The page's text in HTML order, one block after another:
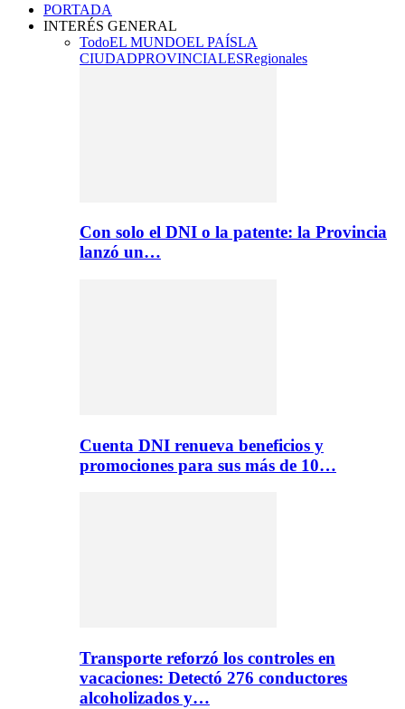
PORTADA
INTERÉS GENERAL
TodoEL MUNDOEL PAÍSLA
CIUDADPROVINCIALESRegionales
Con solo el DNI o la patente: la Provincia
lanzó un…
Cuenta DNI renueva beneficios y
promociones para sus más de 10…
Transporte reforzó los controles en
vacaciones: Detectó 276 conductores
alcoholizados y…